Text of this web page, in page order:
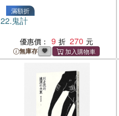
滿額折
22.鬼計
優惠價： 9 270
無庫存